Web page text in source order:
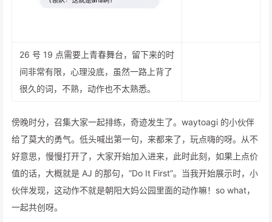
26 号 19 点需要上青春舞台，留下来的时
间非常有限，心理没底，虽然一路上背了
很久的词，不熟，动作也不太熟悉。
傍晚时分，召集大家一起排练，奇迹发生了。waytoagi 的小伙伴
给了莫大的勇气。低头喊出第一句，来都来了，玩点嗨的呀。从不
好意思，慢慢打开了，大家开始加入进来，此时此刻，如果上点价
值的话，大概就是 AJ 的那句，”Do It First”。当我开始展示时，小
伙伴发现，这动作不就是朝阳大妈公园里面的动作嘛！so what，
一起共创呀。